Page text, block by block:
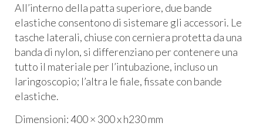
All’interno della patta superiore, due bande
elastiche consentono di sistemare gli accessori. Le
tasche laterali, chiuse con cerniera protetta da una
banda di nylon, si differenziano per contenere una
tutto il materiale per l’intubazione, incluso un
laringoscopio; l’altra le fiale, fissate con bande
elastiche.
Dimensioni: 400 × 300 x h230 mm